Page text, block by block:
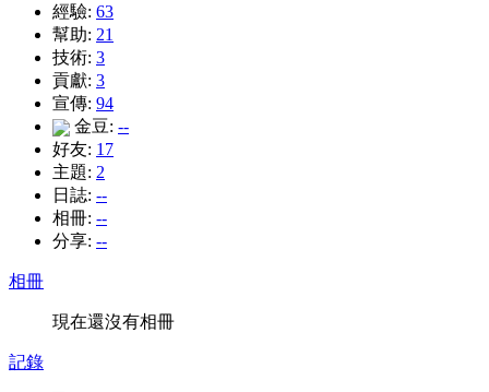
經驗: 63
幫助: 21
技術: 3
貢獻: 3
宣傳: 94
金豆: --
好友: 17
主題: 2
日誌: --
相冊: --
分享: --
相冊
現在還沒有相冊
記錄